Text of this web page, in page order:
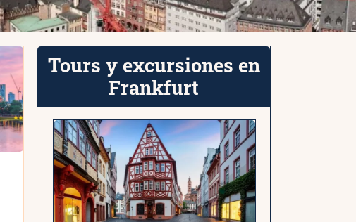
Tours y excursiones en
Frankfurt